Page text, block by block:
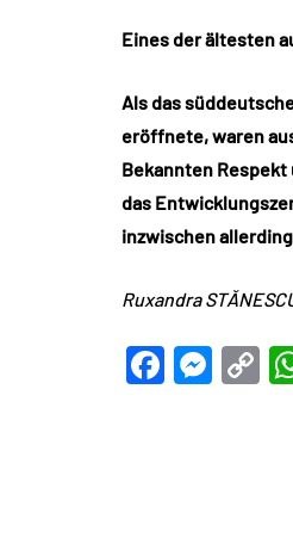
Eines der ältesten
Als das
eröffnete, waren
Bekannten
das
inzwischen
Ruxandra